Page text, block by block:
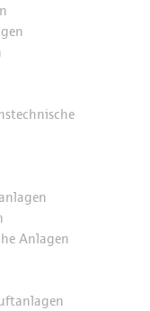
Anlagen